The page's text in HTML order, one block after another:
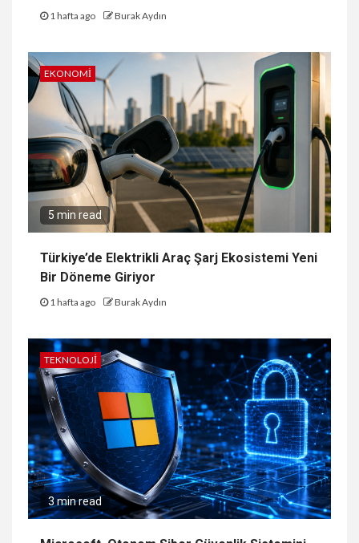
1 hafta ago Burak Aydın
EKONOMI
5 min read
Türkiye’de Elektrikli Araç Şarj Ekosistemi Yeni
Bir Döneme Giriyor
1 hafta ago Burak Aydın
TEKNOLOJI
3 min read